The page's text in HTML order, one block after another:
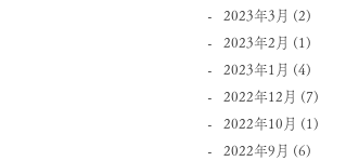
2023年3月 (2)
2023年2月 (1)
2023年1月 (4)
2022年12月 (7)
2022年10月 (1)
2022年9月 (6)